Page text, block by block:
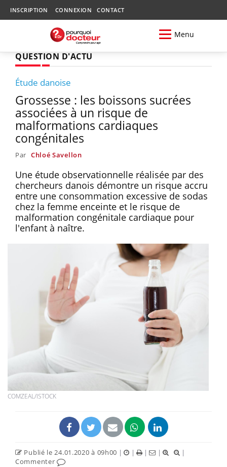
INSCRIPTION CONNEXION CONTACT
Menu
QUESTION D'ACTU
Étude danoise
Grossesse : les boissons sucrées
associées à un risque de
malformations cardiaques
congénitales
Par Chloé Savellon
Une étude observationnelle réalisée par des
chercheurs danois démontre un risque accru
entre une consommation excessive de sodas
chez la femme enceinte et le risque de
malformation congénitale cardiaque pour
l'enfant à naître.
COMZEAL/ISTOCK
Publié le 24.01.2020 à 09h00 | | | |
|
Commenter